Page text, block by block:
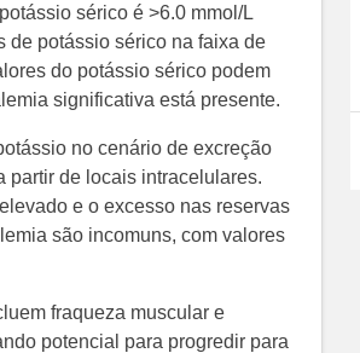
sérico é >6.0 mmol/L
de potássio sérico na faixa de
do potássio sérico podem
significativa está presente.
no cenário de excreção
partir de locais intracelulares.
e o excesso nas reservas
são incomuns, com valores
fraqueza muscular e
potencial para progredir para